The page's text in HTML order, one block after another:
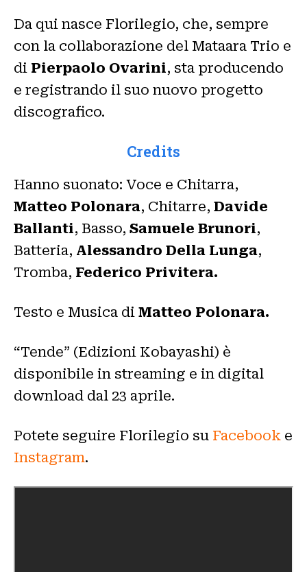
Da qui nasce Florilegio, che, sempre
con la collaborazione del Mataara Trio e
di Pierpaolo Ovarini, sta producendo
e registrando il suo nuovo progetto
discografico.
Credits
Hanno suonato: Voce e Chitarra,
Matteo Polonara, Chitarre, Davide
Ballanti, Basso, Samuele Brunori,
Batteria, Alessandro Della Lunga,
Tromba, Federico Privitera.
Testo e Musica di Matteo Polonara.
“Tende” (Edizioni Kobayashi) è
disponibile in streaming e in digital
download dal 23 aprile.
Potete seguire Florilegio su Facebook e
Instagram.